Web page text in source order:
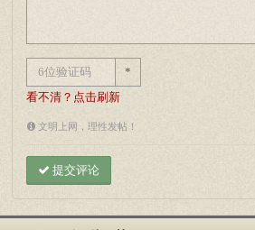
*
看不清？点击刷新
文明上网，理性发帖！
提交评论